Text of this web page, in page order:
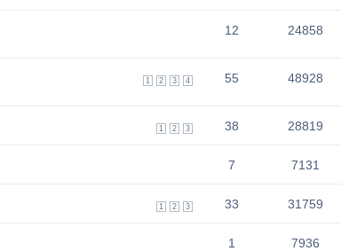
12 24858
1 2 3 4 55 48928
1 2 3 38 28819
7 7131
1 2 3 33 31759
1 7936